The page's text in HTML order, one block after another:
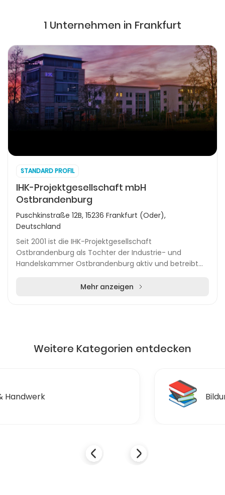
1 Unternehmen in Frankfurt
STANDARD PROFIL
IHK-Projektgesellschaft mbH
Ostbrandenburg
Puschkinstraße 12B, 15236 Frankfurt (Oder),
Deutschland
Seit 2001 ist die IHK-Projektgesellschaft
Ostbrandenburg als Tochter der Industrie- und
Handelskammer Ostbrandenburg aktiv und betreibt
Mehr anzeigen
Weitere Kategorien entdecken
📚